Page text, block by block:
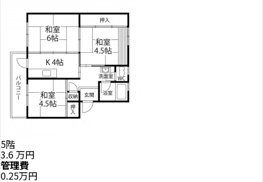
5階
3.6万円
管理費
0.25万円